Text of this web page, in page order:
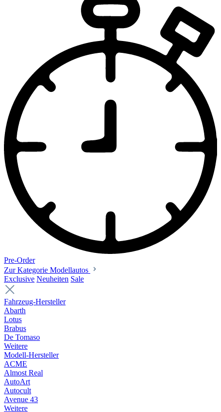
Pre-Order
Zur Kategorie Modellautos
Exclusive Neuheiten Sale
Fahrzeug-Hersteller
Abarth
Lotus
Brabus
De Tomaso
Weitere
Modell-Hersteller
ACME
Almost Real
AutoArt
Autocult
Avenue 43
Weitere